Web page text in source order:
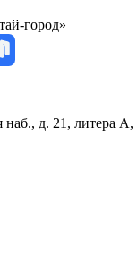
город»
наб., д. 21, литера А,